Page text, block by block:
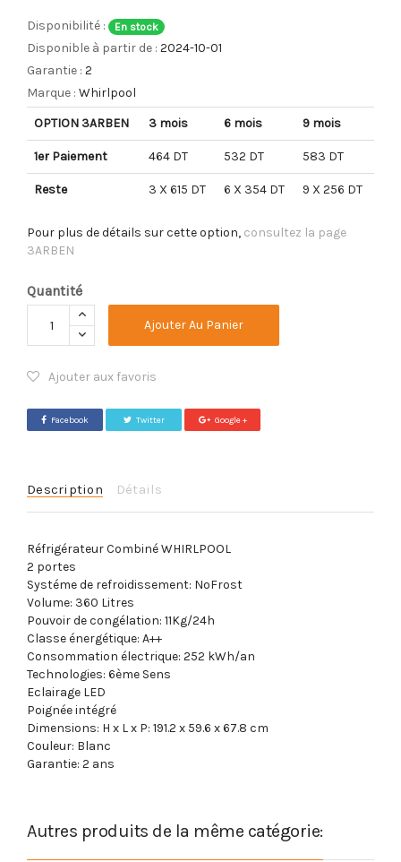
Disponibilité : En stock
Disponible à partir de : 2024-10-01
Garantie : 2
Marque : Whirlpool
OPTION 3ARBEN
3 mois 6 mois 9 mois
1er Paiement 464 DT 532 DT 583 DT
Reste 3 X 615 DT 6 X 354 DT 9 X 256 DT
Pour plus de détails sur cette option, consultez la page
3ARBEN
Quantité
Ajouter Au Panier
Ajouter aux favoris
Facebook Twitter Google +
Description Détails
Réfrigérateur Combiné WHIRLPOOL
2 portes
Systéme de refroidissement: NoFrost
Volume: 360 Litres
Pouvoir de congélation: 11Kg/24h
Classe énergétique: A++
Consommation électrique: 252 kWh/an
Technologies: 6ème Sens
Eclairage LED
Poignée intégré
Dimensions: H x L x P: 191.2 x 59.6 x 67.8 cm
Couleur: Blanc
Garantie: 2 ans
Autres produits de la même catégorie: